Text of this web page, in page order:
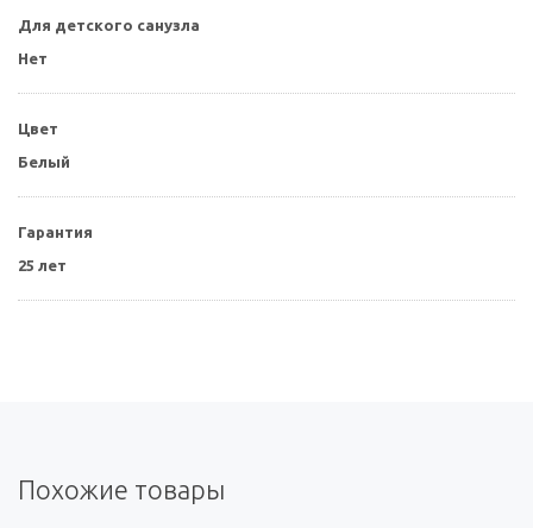
Для детского санузла
Нет
Цвет
Белый
Гарантия
25 лет
Похожие товары